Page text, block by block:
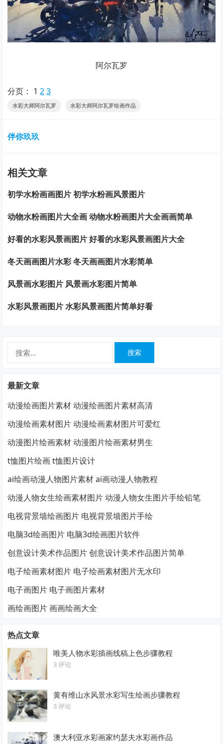
阿尔瓦罗
分页： 1 2 3
水彩大师阿尔瓦罗 水彩大师阿尔瓦罗绘画作品
伴你玖玖
相关文章
初学水粉画画图片 初学水粉画风景图片
动物水粉画图片大全画 动物水粉画图片大全画画简单
好看的水彩风景画图片 好看的水彩风景画图片大全
冬天画画图片水彩 冬天画画图片水彩简单
风景画水彩图片 风景画水彩图片简单
水彩风景画图片 水彩风景画图片简单好看
最新文章
动漫绘画图片素材 动漫绘画图片素材高清
动漫绘画素材图片 动漫绘画素材图片可爱红
动漫图片绘画素材 动漫图片绘画素材男生
t恤图片绘画 t恤图片设计
ai绘画动漫人物图片素材 ai画动漫人物教程
动漫人物女生绘画素材图片 动漫人物女生图片手绘铅笔
电视背景墙绘画图片 电视背景墙图片手绘
电脑3d绘画图片 电脑3d绘画图片软件
创意设计美术作品图片 创意设计美术作品图片简单
电子绘画素材图片 电子绘画素材图片无水印
电子画图片 电子画图片素材
画绘画图片 画画绘画大全
热点文章
唯美人物水彩插画线稿上色步骤教程
3 评论
黄有维山水风景水彩写生绘画步骤教程
3 评论
澳大利亚水彩画家约瑟夫水彩画作品